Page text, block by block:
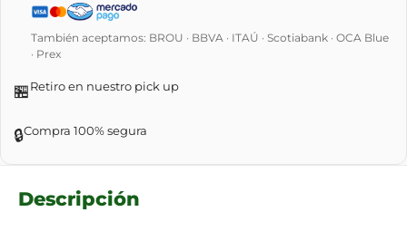
También aceptamos: BROU · BBVA · ITAÚ · Scotiabank · OCA Blue
· Prex
🏪Retiro en nuestro pick up
🔒Compra 100% segura
Descripción